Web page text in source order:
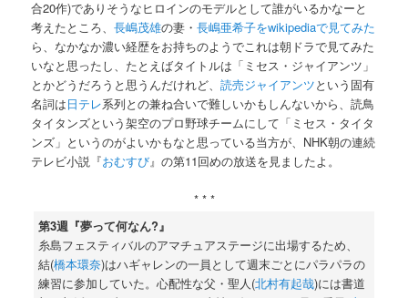
合20作)でありそうなヒロインのモデルとして誰がいるかなーと
考えたところ、長嶋茂雄の妻・長嶋亜希子をwikipediaで見てみた
ら、なかなか濃い経歴をお持ちのようでこれは朝ドラで見てみた
いなと思ったし、たとえばタイトルは「ミセス・ジャイアンツ」
とかどうだろうと思うんだけれど、読売ジャイアンツという固有
名詞は日テレ系列との兼ね合いで難しいかもしんないから、読鳥
タイタンズという架空のプロ野球チームにして「ミセス・タイタ
ンズ」というのがよいかもなと思っている当方が、NHK朝の連続
テレビ小説『おむすび』の第11回めの放送を見ましたよ。
* * *
第3週『夢って何なん?』
糸島フェスティバルのアマチュアステージに出場するため、
結(橋本環奈)はハギャレンの一員として週末ごとにパラパラの
練習に参加していた。心配性な父・聖人(北村有起哉)には書道